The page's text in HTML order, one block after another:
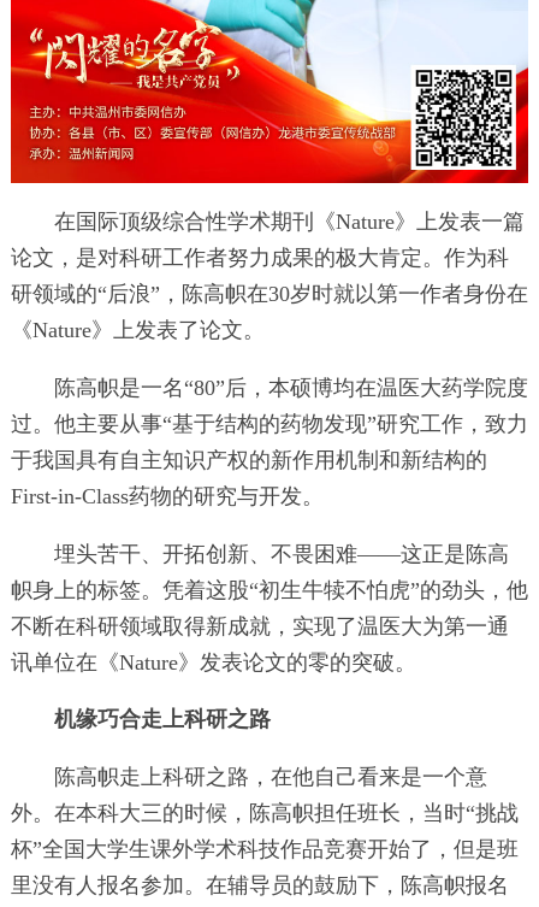
在国际顶级综合性学术期刊《Nature》上发表一篇
论文，是对科研工作者努力成果的极大肯定。作为科
研领域的“后浪”，陈高帜在30岁时就以第一作者身份在
《Nature》上发表了论文。
陈高帜是一名“80”后，本硕博均在温医大药学院度
过。他主要从事“基于结构的药物发现”研究工作，致力
于我国具有自主知识产权的新作用机制和新结构的
First-in-Class药物的研究与开发。
埋头苦干、开拓创新、不畏困难——这正是陈高
帜身上的标签。凭着这股“初生牛犊不怕虎”的劲头，他
不断在科研领域取得新成就，实现了温医大为第一通
讯单位在《Nature》发表论文的零的突破。
机缘巧合走上科研之路
陈高帜走上科研之路，在他自己看来是一个意
外。在本科大三的时候，陈高帜担任班长，当时“挑战
杯”全国大学生课外学术科技作品竞赛开始了，但是班
里没有人报名参加。在辅导员的鼓励下，陈高帜报名